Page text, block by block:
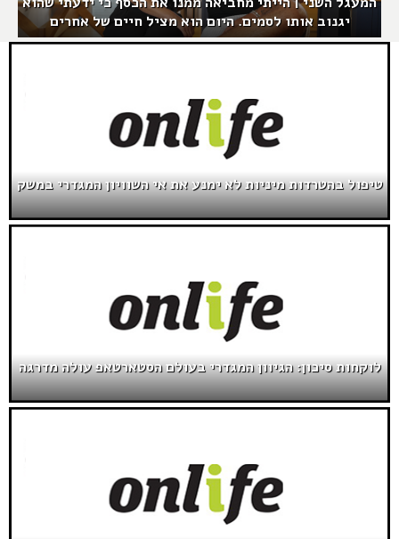
יגנוב אותו לסמים. היום הוא מציל חיים של אחרים
טיפול בהטרדות מיניות לא ימנע את אי השוויון המגדרי במשק
לוקחות סיכון: הגיוון המגדרי בעולם הסטארטאפ עולה מדרגה